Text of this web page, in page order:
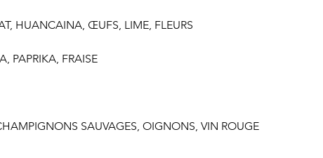
HUANCAINA, ŒUFS, LIME, FLEURS
PAPRIKA, FRAISE
SAUVAGES, OIGNONS, VIN ROUGE